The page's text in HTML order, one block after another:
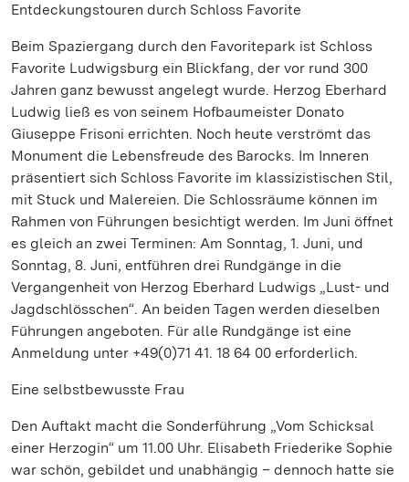
Entdeckungstouren durch Schloss Favorite
Beim Spaziergang durch den Favoritepark ist Schloss
Favorite Ludwigsburg ein Blickfang, der vor rund 300
Jahren ganz bewusst angelegt wurde. Herzog Eberhard
Ludwig ließ es von seinem Hofbaumeister Donato
Giuseppe Frisoni errichten. Noch heute verströmt das
Monument die Lebensfreude des Barocks. Im Inneren
präsentiert sich Schloss Favorite im klassizistischen Stil,
mit Stuck und Malereien. Die Schlossräume können im
Rahmen von Führungen besichtigt werden. Im Juni öffnet
es gleich an zwei Terminen: Am Sonntag, 1. Juni, und
Sonntag, 8. Juni, entführen drei Rundgänge in die
Vergangenheit von Herzog Eberhard Ludwigs „Lust- und
Jagdschlösschen“. An beiden Tagen werden dieselben
Führungen angeboten. Für alle Rundgänge ist eine
Anmeldung unter +49(0)71 41. 18 64 00 erforderlich.
Eine selbstbewusste Frau
Den Auftakt macht die Sonderführung „Vom Schicksal
einer Herzogin“ um 11.00 Uhr. Elisabeth Friederike Sophie
war schön, gebildet und unabhängig – dennoch hatte sie